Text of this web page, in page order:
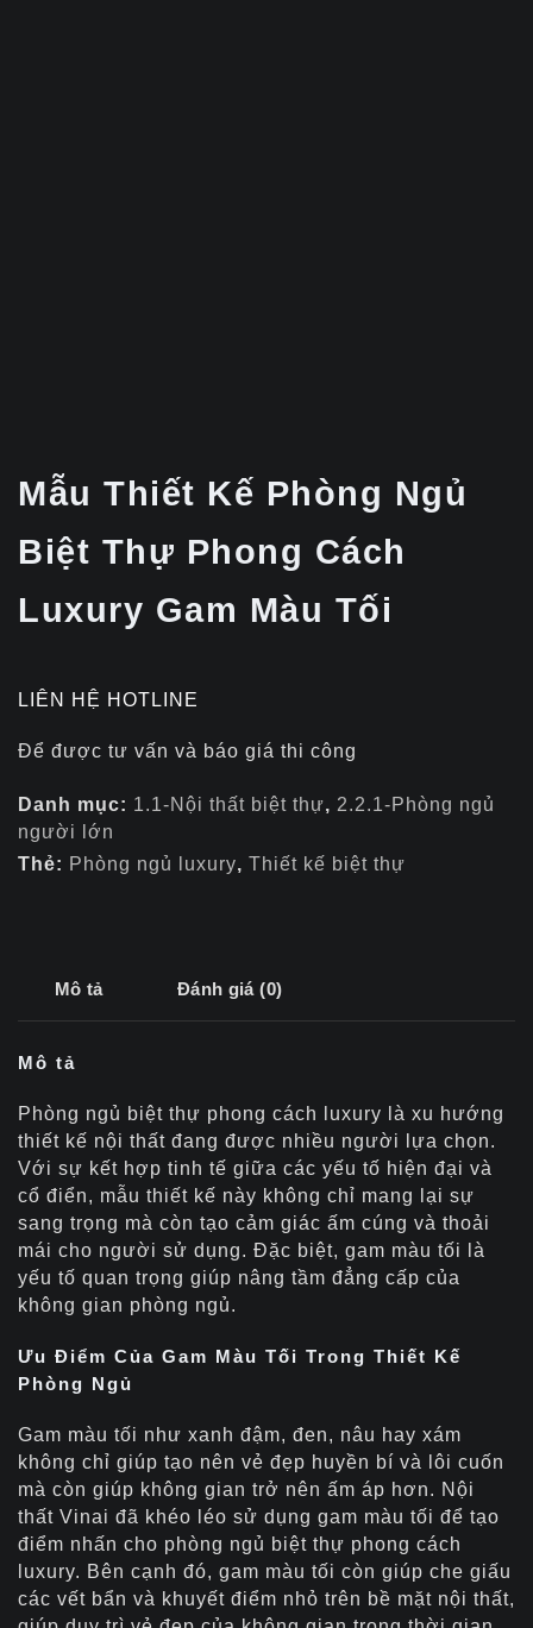
Mẫu Thiết Kế Phòng Ngủ
Biệt Thự Phong Cách
Luxury Gam Màu Tối
LIÊN HỆ HOTLINE
Để được tư vấn và báo giá thi công
Danh mục: 1.1-Nội thất biệt thự, 2.2.1-Phòng ngủ
người lớn
Thẻ: Phòng ngủ luxury, Thiết kế biệt thự
Mô tả Đánh giá (0)
Mô tả
Phòng ngủ biệt thự phong cách luxury là xu hướng
thiết kế nội thất đang được nhiều người lựa chọn.
Với sự kết hợp tinh tế giữa các yếu tố hiện đại và
cổ điển, mẫu thiết kế này không chỉ mang lại sự
sang trọng mà còn tạo cảm giác ấm cúng và thoải
mái cho người sử dụng. Đặc biệt, gam màu tối là
yếu tố quan trọng giúp nâng tầm đẳng cấp của
không gian phòng ngủ.
Ưu Điểm Của Gam Màu Tối Trong Thiết Kế
Phòng Ngủ
Gam màu tối như xanh đậm, đen, nâu hay xám
không chỉ giúp tạo nên vẻ đẹp huyền bí và lôi cuốn
mà còn giúp không gian trở nên ấm áp hơn. Nội
thất Vinai đã khéo léo sử dụng gam màu tối để tạo
điểm nhấn cho phòng ngủ biệt thự phong cách
luxury. Bên cạnh đó, gam màu tối còn giúp che giấu
các vết bẩn và khuyết điểm nhỏ trên bề mặt nội thất,